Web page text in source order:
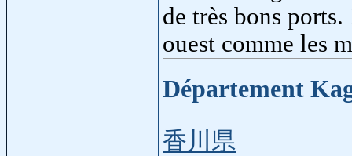
de très bons
ouest comme les
Département
香川県